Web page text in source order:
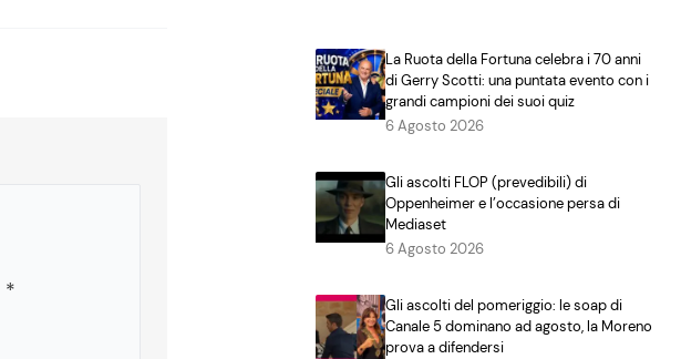
*
La Ruota della Fortuna celebra i 70 anni
di Gerry Scotti: una puntata evento con i
grandi campioni dei suoi quiz
6 Agosto 2026
Gli ascolti FLOP (prevedibili) di
Oppenheimer e l’occasione persa di
Mediaset
6 Agosto 2026
Gli ascolti del pomeriggio: le soap di
Canale 5 dominano ad agosto, la Moreno
prova a difendersi